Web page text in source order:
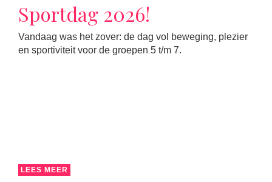
Sportdag 2026!
Vandaag was het zover: de dag vol beweging, plezier
en sportiviteit voor de groepen 5 t/m 7.
LEES MEER